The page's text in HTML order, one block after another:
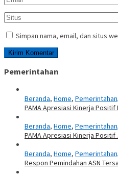
Simpan nama, email, dan situs
Pemerintahan
Beranda, Home, Pemerintahan
PAMA Apresiasi Kinerja
Beranda, Home, Pemerintahan
PAMA Apresiasi Kinerja
Beranda, Home, Pemerintahan
Respon Pemindahan ASN